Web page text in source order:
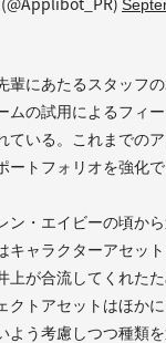
輩にあたるスタッフ
ムの試用によるフィ
ている。これまでの
ートフォリオを強化で
ン・エイビーの頃か
キャラクターアセッ
上が合流してくれた
クトアセットはほか
よう考慮しつつ種類を